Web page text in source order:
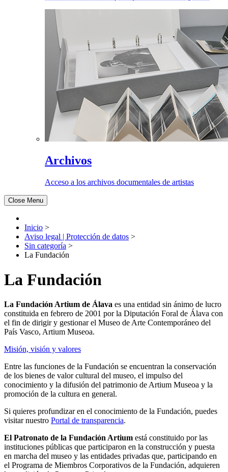
Archivos
Acceso a los archivos documentales de artistas
Close Menu
Inicio >
Aviso legal | Protección de datos >
Sin categoría >
La Fundación
La Fundación
La Fundación Artium de Álava es una entidad sin ánimo de lucro
constituida en febrero de 2001 por la Diputación Foral de Álava con
el fin de dirigir y gestionar el Museo de Arte Contemporáneo del
País Vasco, Artium Museoa.
Misión, visión y valores
Entre las funciones de la Fundación se encuentran la conservación
de los bienes de valor cultural del museo, el impulso del
conocimiento y la difusión del patrimonio de Artium Museoa y la
promoción de la cultura en general.
Si quieres profundizar en el conocimiento de la Fundación, puedes
visitar nuestro Portal de transparencia.
El Patronato de la Fundación Artium está constituido por las
instituciones públicas que participaron en la construcción y puesta
en marcha del museo y las entidades privadas que, participando en
el Programa de Miembros Corporativos de la Fundación, adquieren